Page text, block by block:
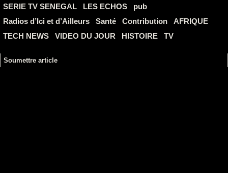
SERIE TV SENEGAL
LES ECHOS
pub
Radios d’Ici et d’Ailleurs
Santé Contribution
AFRIQUE
TECH NEWS
VIDEO DU JOUR HISTOIRE TV
Soumettre article